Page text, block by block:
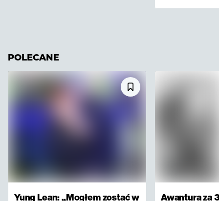
POLECANE
Yung Lean: „Mogłem zostać w
Awantura za